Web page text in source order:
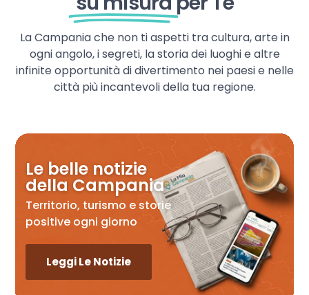
La Campania che non ti aspetti tra cultura, arte in
ogni angolo, i segreti, la storia dei luoghi e altre
infinite opportunità di divertimento nei paesi e nelle
città più incantevoli della tua regione.
Le belle notizie
della Campania
Territorio, turismo e storie
positive ogni giorno
Leggi Le Notizie